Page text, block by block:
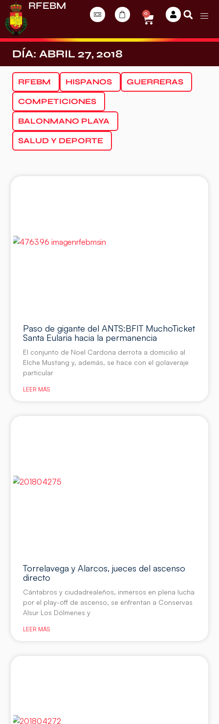
RFEBM
0
DÍA: ABRIL 27, 2018
RFEBM HISPANOS GUERRERAS
COMPETICIONES
BALONMANO PLAYA
SALUD Y DEPORTE
Paso de gigante del ANTS:BFIT MuchoTicket
Santa Eularia hacia la permanencia
El conjunto de Noel Cardona derrota a domicilio al
Elche Mustang y, además, se hace con el golaveraje
particular
LEER MÁS
Torrelavega y Alarcos, jueces del ascenso
directo
Cántabros y ciudadrealeños, inmersos en plena lucha
por el play-off de ascenso, se enfrentan a Conservas
Alsur Los Dólmenes y
LEER MÁS